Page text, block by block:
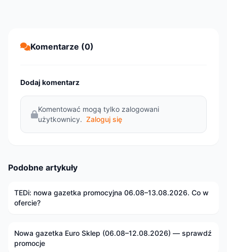
Komentarze (0)
Dodaj komentarz
Komentować mogą tylko zalogowani
użytkownicy. Zaloguj się
Podobne artykuły
TEDi: nowa gazetka promocyjna 06.08–13.08.2026. Co w
ofercie?
Nowa gazetka Euro Sklep (06.08–12.08.2026) — sprawdź
promocje